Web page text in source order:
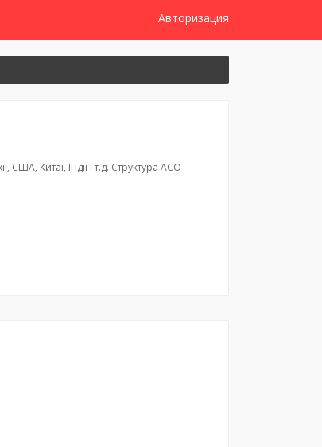
Авторизация
Китаї, Індії і т.д. Структура АСО